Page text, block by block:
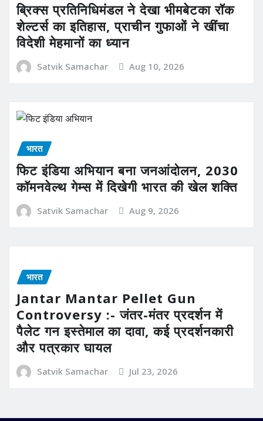
ब्रिक्स प्रतिनिधिमंडल ने देखा भीमबेटका रॉक
शेल्टर्स का इतिहास, प्राचीन गुफाओं ने खींचा
विदेशी मेहमानों का ध्यान
Satvik Samachar Aug 10, 2026
भारत
फिट इंडिया अभियान बना जनआंदोलन, 2030
कॉमनवेल्थ गेम्स में दिखेगी भारत की खेल शक्ति
Satvik Samachar Aug 9, 2026
भारत
Jantar Mantar Pellet Gun
Controversy :- जंतर-मंतर प्रदर्शन में
पैलेट गन इस्तेमाल का दावा, कई प्रदर्शनकारी
और पत्रकार घायल
Satvik Samachar Jul 23, 2026